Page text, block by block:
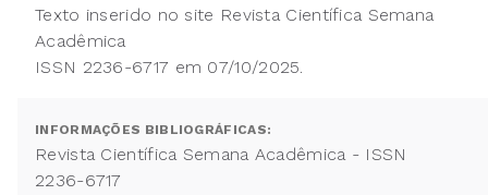
Texto inserido no site Revista Científica Semana
Acadêmica
ISSN 2236-6717 em 07/10/2025.
INFORMAÇÕES BIBLIOGRÁFICAS:
Revista Científica Semana Acadêmica - ISSN
2236-6717